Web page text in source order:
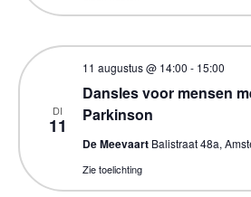
DI
11
Dansles voor mensen
Parkinson
11 augustus @ 14:00 - 15:00
De Meevaart Balistraat 48a,
Zie toelichting